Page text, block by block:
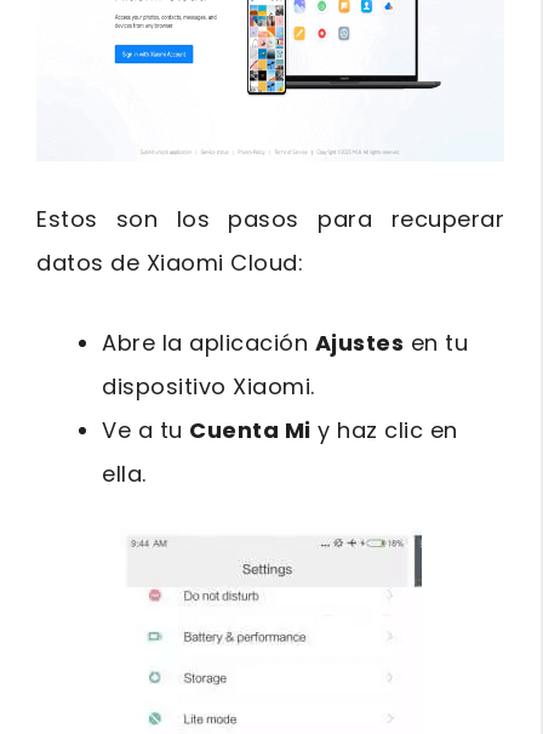
Estos son los pasos para recuperar
datos de Xiaomi Cloud:
Abre la aplicación Ajustes en tu
dispositivo Xiaomi.
Ve a tu Cuenta Mi y haz clic en
ella.